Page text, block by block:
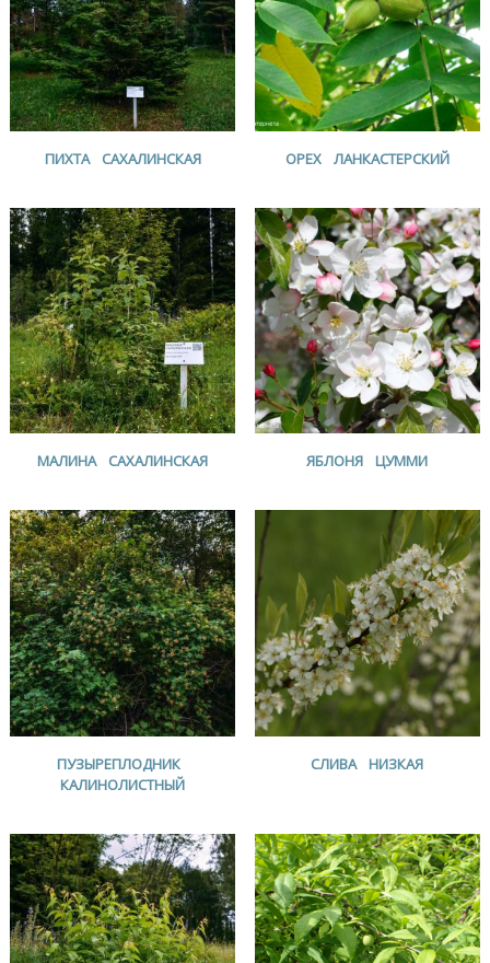
ПИХТА САХАЛИНСКАЯ ОРЕХ ЛАНКАСТЕРСКИЙ
МАЛИНА САХАЛИНСКАЯ ЯБЛОНЯ ЦУММИ
ПУЗЫРЕПЛОДНИК
КАЛИНОЛИСТНЫЙ
СЛИВА НИЗКАЯ